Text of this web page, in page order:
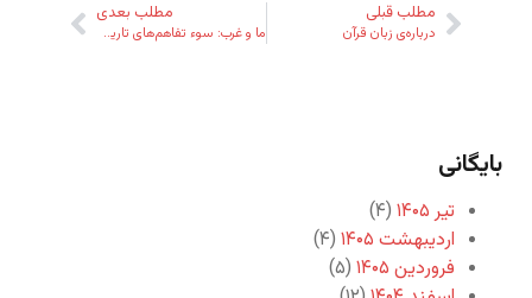
مطلب قبلی
درباره‌‌ی زبان قرآن
مطلب بعدی
ما و غرب: سوء تفاهم‌های تاریخی (۲)
بایگانی
تیر ۱۴۰۵
(۴)
اردیبهشت ۱۴۰۵
(۴)
فروردین ۱۴۰۵
(۵)